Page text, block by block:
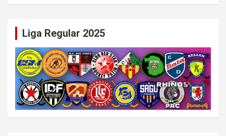
Liga Regular 2025